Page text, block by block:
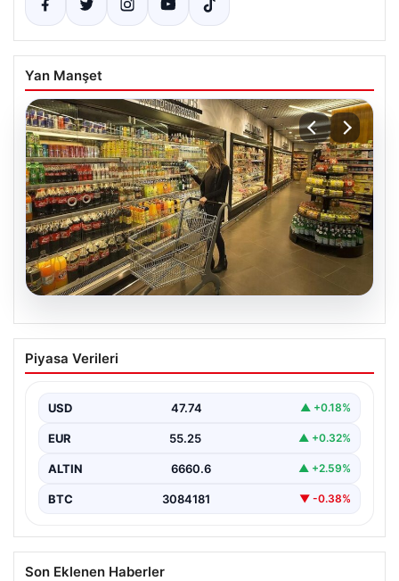
Yan Manşet
Enflasyon verileri ne zaman
açıklanacak? 2026 TÜİK mart ayı
Piyasa Verileri
USD 47.74 ▲ +0.18%
EUR 55.25 ▲ +0.32%
ALTIN 6660.6 ▲ +2.59%
BTC 3084181 ▼ -0.38%
Son Eklenen Haberler